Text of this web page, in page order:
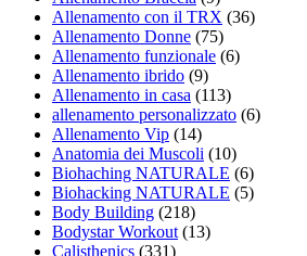
Allenamento con il TRX (36)
Allenamento Donne (75)
Allenamento funzionale (6)
Allenamento ibrido (9)
Allenamento in casa (113)
allenamento personalizzato (6)
Allenamento Vip (14)
Anatomia dei Muscoli (10)
Biohaching NATURALE (6)
Biohacking NATURALE (5)
Body Building (218)
Bodystar Workout (13)
Calisthenics (331)